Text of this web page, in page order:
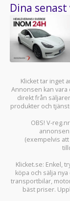
Dina
Klicket tar inget
Annonsen kan
direkt från
produkter och
OBS! V-
(exempelvis
Klicket.se: Enkel,
köpa och sälja
transportbilar,
bäst priser.